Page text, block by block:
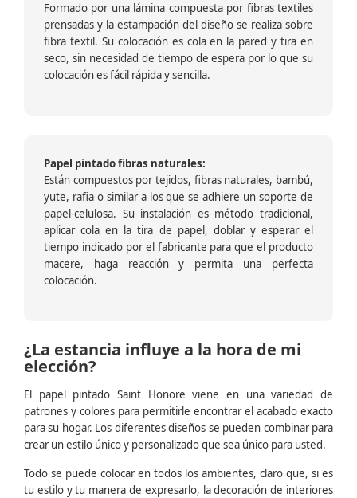
Formado por una lámina compuesta por fibras textiles
prensadas y la estampación del diseño se realiza sobre
fibra textil. Su colocación es cola en la pared y tira en
seco, sin necesidad de tiempo de espera por lo que su
colocación es fácil rápida y sencilla.
Papel pintado fibras naturales:
Están compuestos por tejidos, fibras naturales, bambú,
yute, rafia o similar a los que se adhiere un soporte de
papel-celulosa. Su instalación es método tradicional,
aplicar cola en la tira de papel, doblar y esperar el
tiempo indicado por el fabricante para que el producto
macere, haga reacción y permita una perfecta
colocación.
¿La estancia influye a la hora de mi
elección?
El papel pintado Saint Honore viene en una variedad de
patrones y colores para permitirle encontrar el acabado exacto
para su hogar. Los diferentes diseños se pueden combinar para
crear un estilo único y personalizado que sea único para usted.
Todo se puede colocar en todos los ambientes, claro que, si es
tu estilo y tu manera de expresarlo, la decoración de interiores